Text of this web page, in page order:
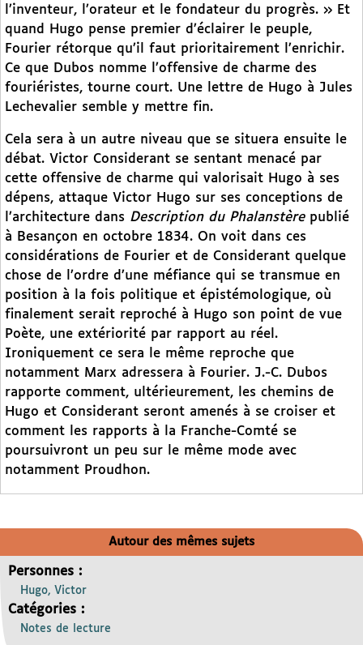
l’inventeur, l’orateur et le fondateur du progrès. » Et
quand Hugo pense premier d’éclairer le peuple,
Fourier rétorque qu’il faut prioritairement l’enrichir.
Ce que Dubos nomme l’offensive de charme des
fouriéristes, tourne court. Une lettre de Hugo à Jules
Lechevalier semble y mettre fin.
Cela sera à un autre niveau que se situera ensuite le
débat. Victor Considerant se sentant menacé par
cette offensive de charme qui valorisait Hugo à ses
dépens, attaque Victor Hugo sur ses conceptions de
l’architecture dans Description du Phalanstèrepublié
à Besançon en octobre 1834. On voit dans ces
considérations de Fourier et de Considerant quelque
chose de l’ordre d’une méfiance qui se transmue en
position à la fois politique et épistémologique, où
finalement serait reproché à Hugo son point de vue
Poète, une extériorité par rapport au réel.
Ironiquement ce sera le même reproche que
notamment Marx adressera à Fourier. J.-C. Dubos
rapporte comment, ultérieurement, les chemins de
Hugo et Considerant seront amenés à se croiser et
comment les rapports à la Franche-Comté se
poursuivront un peu sur le même mode avec
notamment Proudhon.
Autour des mêmes sujets
Personnes :
Hugo, Victor
Catégories :
Notes de lecture